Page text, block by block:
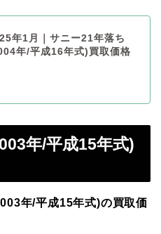
年1月｜サニー21年落ち
年/平成16年式)買取価格
年/平成15年式)
年/平成15年式)の買取価